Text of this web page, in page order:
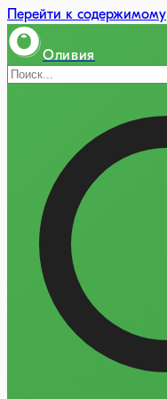
Перейти к содержимому
Оливия